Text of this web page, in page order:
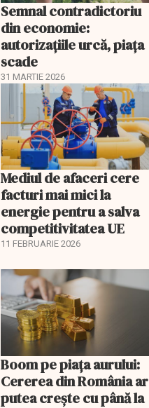
Semnal contradictoriu
din economie:
autorizațiile urcă, piața
scade
31 MARTIE 2026
Mediul de afaceri cere
facturi mai mici la
energie pentru a salva
competitivitatea UE
11 FEBRUARIE 2026
Boom pe piața aurului:
Cererea din România ar
putea crește cu până la